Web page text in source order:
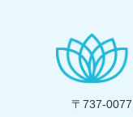
〒737-0077